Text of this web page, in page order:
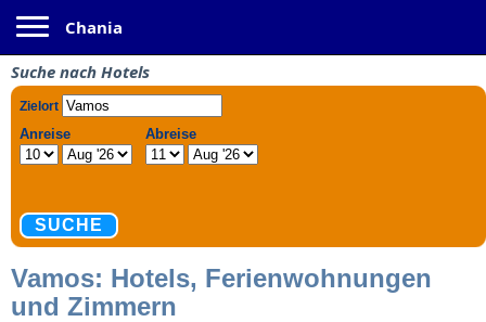
Chania
Suche nach Hotels
Vamos: Hotels, Ferienwohnungen
und Zimmern